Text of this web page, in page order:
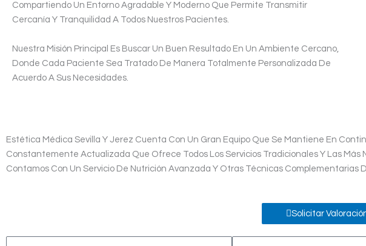
Compartiendo Un Entorno Agradable Y Moderno Que Permite Transmitir
Cercanía Y Tranquilidad A Todos Nuestros Pacientes.
Nuestra Misión Principal Es Buscar Un Buen Resultado En Un Ambiente Cercano,
Donde Cada Paciente Sea Tratado De Manera Totalmente Personalizada De
Acuerdo A Sus Necesidades.
Estética Médica Sevilla Y Jerez Cuenta Con Un Gran Equipo Que Se Mantiene En
Constantemente Actualizada Que Ofrece Todos Los Servicios Tradicionales Y Las
Contamos Con Un Servicio De Nutrición Avanzada Y Otras Técnicas Complementarias
Solicitar